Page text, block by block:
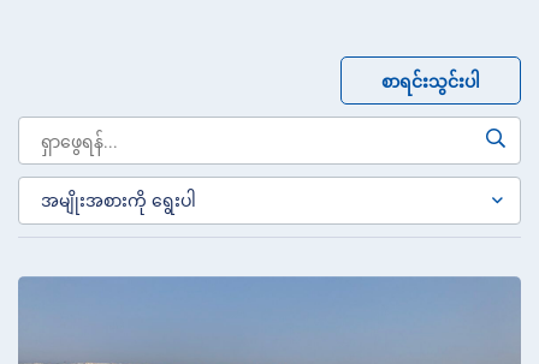
စာရင်းသွင်းပါ